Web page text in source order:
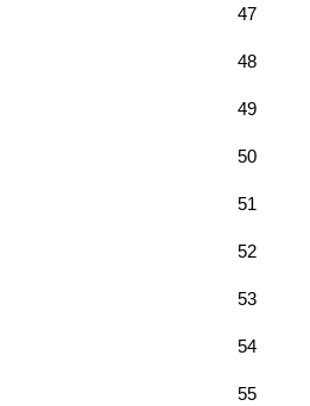
47
48
49
50
51
52
53
54
55